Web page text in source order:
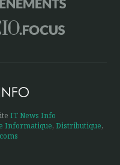
IT News Info
Informatique, Distributique,